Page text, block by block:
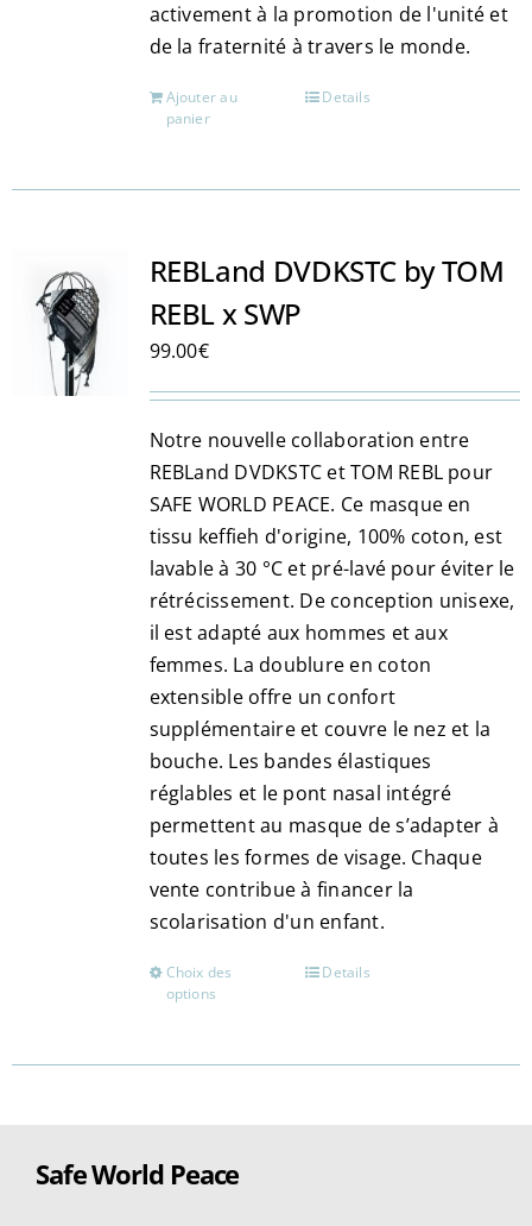
activement à la promotion de l'unité et
de la fraternité à travers le monde.
Ajouter au
panier
Details
REBLand DVDKSTC by TOM
REBL x SWP
99.00€
Notre nouvelle collaboration entre
REBLand DVDKSTC et TOM REBL pour
SAFE WORLD PEACE. Ce masque en
tissu keffieh d'origine, 100% coton, est
lavable à 30 °C et pré-lavé pour éviter le
rétrécissement. De conception unisexe,
il est adapté aux hommes et aux
femmes. La doublure en coton
extensible offre un confort
supplémentaire et couvre le nez et la
bouche. Les bandes élastiques
réglables et le pont nasal intégré
permettent au masque de s’adapter à
toutes les formes de visage. Chaque
vente contribue à financer la
scolarisation d'un enfant.
Choix des
options
Ce
plusieurs
Details
Safe World Peace